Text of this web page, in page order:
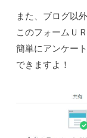
また、ブログ以外
このフォームＵ
簡単にアンケー
できますよ！